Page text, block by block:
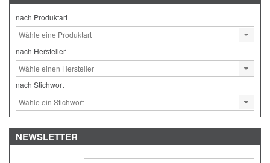
nach Produktart
nach Hersteller
nach Stichwort
NEWSLETTER